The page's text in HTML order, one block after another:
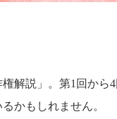
解説」。第1回か
かもしれません。